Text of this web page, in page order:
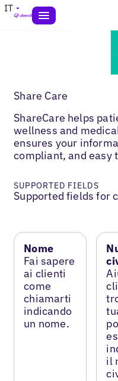
IT
Share Care
ShareCare helps
wellness and
ensures your
compliant, and easy
SUPPORTED FIELDS
Supported fields for
Nome
Fai sapere
ai clienti
come
chiamarti
indicando
un nome.
il